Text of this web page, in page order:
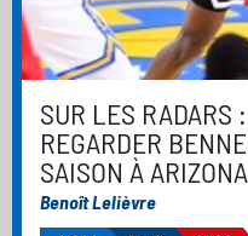
SUR LES RADARS
REGARDER
SAISON À
Benoît Lelièvre